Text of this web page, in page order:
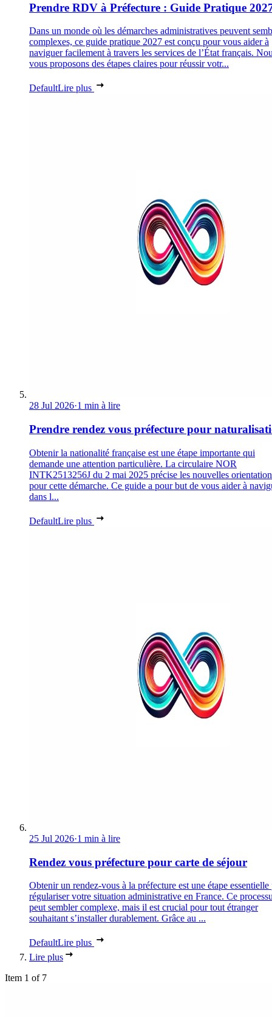
Prendre RDV à Préfecture : Guide Pratique
Dans un monde où les démarches administratives peuvent
complexes, ce guide pratique 2027 est conçu pour vous aider à
naviguer facilement à travers les services de l’État français.
vous proposons des étapes claires pour réussir votr...
DefaultLire plus
28 Jul 2026·1 min à lire
Prendre rendez vous préfecture pour
Obtenir la nationalité française est une étape importante qui
demande une attention particulière. La circulaire NOR
INTK2513256J du 2 mai 2025 précise les nouvelles
pour cette démarche. Ce guide a pour but de vous aider à
dans l...
DefaultLire plus
25 Jul 2026·1 min à lire
Rendez vous préfecture pour carte de séjour
Obtenir un rendez-vous à la préfecture est une étape essentielle
régulariser votre situation administrative en France. Ce
peut sembler complexe, mais il est crucial pour tout étranger
souhaitant s’installer durablement. Grâce au ...
DefaultLire plus
Lire plus
Item 1 of 7